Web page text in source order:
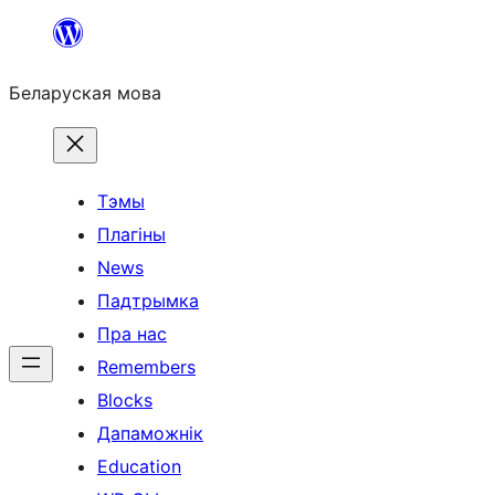
Перайсці
змесціва
Беларуская мова
Тэмы
Плагіны
News
Падтрымка
Пра нас
Remembers
Blocks
Дапаможнік
Education